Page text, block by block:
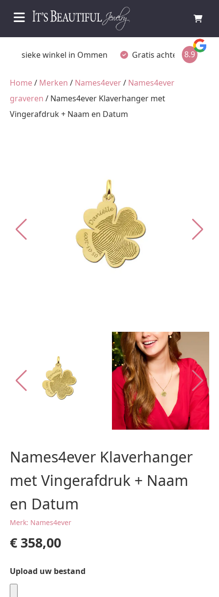
Fysieke winkel in Ommen Gratis achteraf betalen
8.9
Home/ Merken / Names4ever/ Names4ever
graveren / Names4ever Klaverhanger met
Vingerafdruk + Naam en Datum
Names4ever Klaverhanger
met Vingerafdruk + Naam
en Datum
Merk: Names4ever
€ 358,00
Upload uw bestand